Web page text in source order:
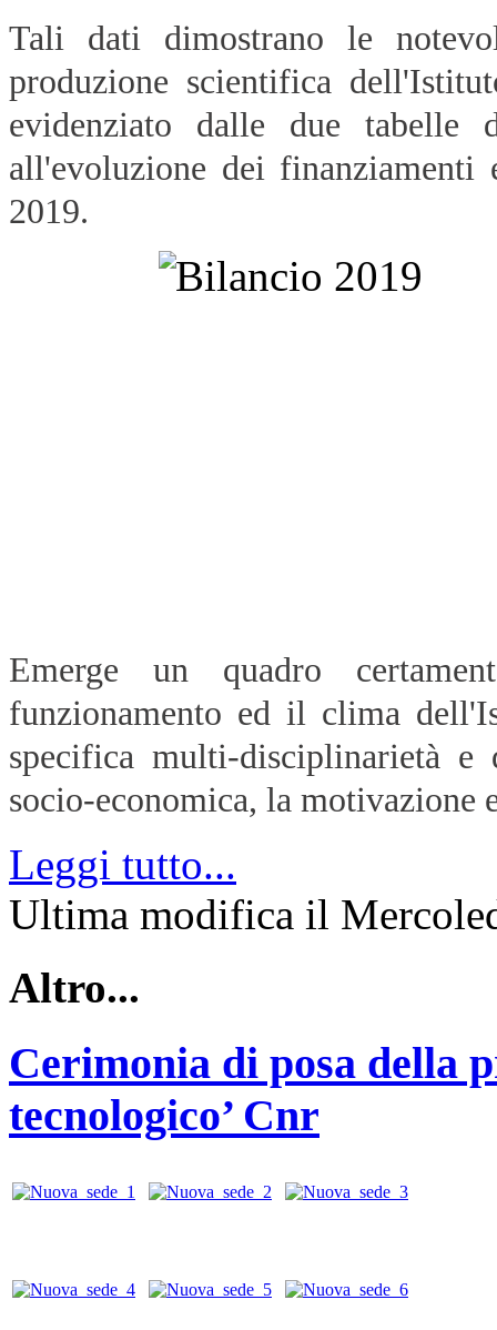
Tali dati dimostrano le
produzione scientifica
evidenziato dalle due tabelle
all'evoluzione dei
2019.
Emerge un quadro
funzionamento ed il clima
specifica multi-disciplinarietà
socio-economica, la
Leggi tutto...
Ultima modifica il
Altro...
Cerimonia di posa della
tecnologico’ Cnr